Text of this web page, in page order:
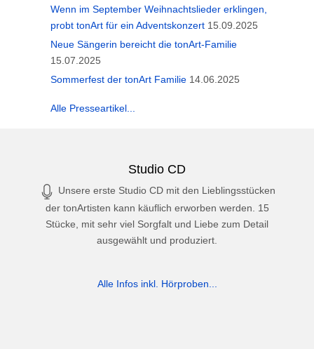
Wenn im September Weihnachtslieder erklingen,
probt tonArt für ein Adventskonzert 15.09.2025
Neue Sängerin bereicht die tonArt-Familie
15.07.2025
Sommerfest der tonArt Familie 14.06.2025
Alle Presseartikel...
Studio CD
Unsere erste Studio CD mit den Lieblingsstücken
der tonArtisten kann käuflich erworben werden. 15
Stücke, mit sehr viel Sorgfalt und Liebe zum Detail
ausgewählt und produziert.
Alle Infos inkl. Hörproben...